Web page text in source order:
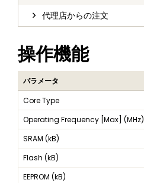
代理店からの注文
操作機能
パラメータ
Core Type
Operating Frequency [Max] (MHz)
SRAM (kB)
Flash (kB)
EEPROM (kB)